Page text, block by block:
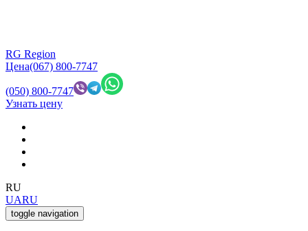
RG Region
Цена(067) 800-7747
(050) 800-7747
Узнать цену
RU
UARU
toggle navigation